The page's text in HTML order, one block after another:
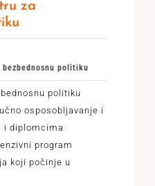
za
politiku
politiku
osposobljavanje i
i diplomcima
program
koji počinje u